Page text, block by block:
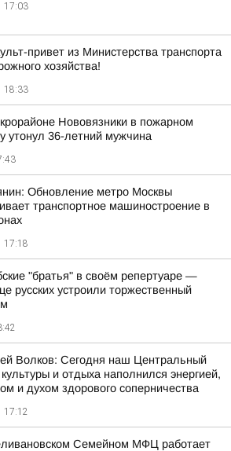
17:03
привет из Министерства транспорта
хозяйства!
18:33
Нововязники в пожарном
утонул 36-летний мужчина
Обновление метро Москвы
транспортное машиностроение в
17:18
"братья" в своём репертуаре —
русских устроили торжественный
Волков: Сегодня наш Центральный
культуры и отдыха наполнился энергией,
и духом здорового соперничества
17:12
Семейном МФЦ работает